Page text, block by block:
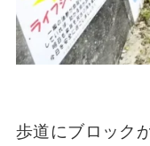
歩道にブロック